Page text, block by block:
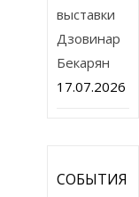
выставки
Дзовинар
Бекарян
17.07.2026
СОБЫТИЯ